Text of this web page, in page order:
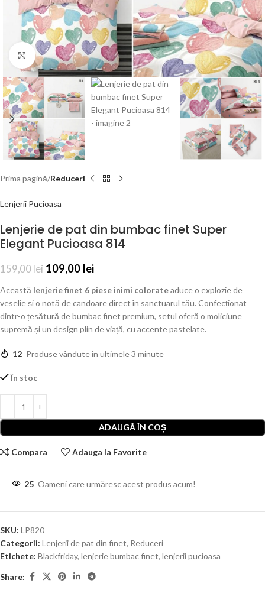
Click to enlarge
Prima pagină Reduceri
Lenjerii Pucioasa
Lenjerie de pat din bumbac finet Super
Elegant Pucioasa 814
159,00lei 109,00 lei
Această lenjerie finet 6 piese inimi colorateaduce o explozie de
veselie și o notă de candoare direct în sanctuarul tău. Confecționat
dintr-o țesătură de bumbac finet premium, setul oferă o moliciune
supremă și un design plin de viață, cu accente pastelate.
12 Produse vândute în ultimele 3 minute
În stoc
ADAUGĂ ÎN COȘ
Compara Adauga la Favorite
25 Oameni care urmăresc acest produs acum!
SKU: LP820
Categorii: Lenjerii de pat din finet, Reduceri
Etichete: Blackfriday, lenjerie bumbac finet, lenjerii pucioasa
Share: